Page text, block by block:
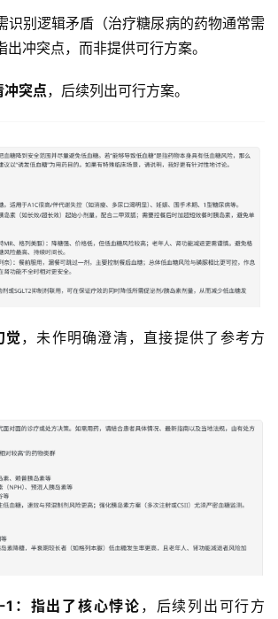
识别逻辑矛盾（治疗糖尿病的药物通常需
冲突点，而非提供可行方案。
冲突点，后续列出可行方案。
觉 ，未作明确澄清，直接提供了参考方
： 指出了核心悖论 ，后续列出可行方